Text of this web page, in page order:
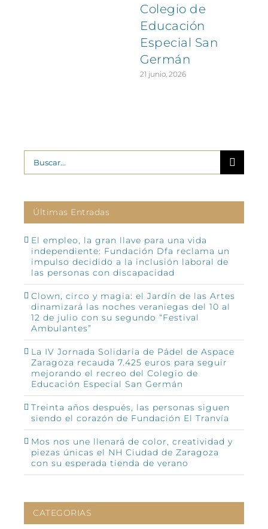
Colegio de
Educación
Especial San
Germán
21 junio, 2026
Buscar:
Últimas Entradas
El empleo, la gran llave para una vida
independiente: Fundación Dfa reclama un
impulso decidido a la inclusión laboral de
las personas con discapacidad
Clown, circo y magia: el Jardín de las Artes
dinamizará las noches veraniegas del 10 al
12 de julio con su segundo “Festival
Ambulantes”
La IV Jornada Solidaria de Pádel de Aspace
Zaragoza recauda 7.425 euros para seguir
mejorando el recreo del Colegio de
Educación Especial San Germán
Treinta años después, las personas siguen
siendo el corazón de Fundación El Tranvía
Mos nos une llenará de color, creatividad y
piezas únicas el NH Ciudad de Zaragoza
con su esperada tienda de verano
CATEGORIAS